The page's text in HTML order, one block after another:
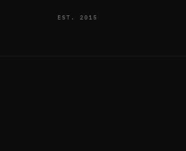
EST. 2015